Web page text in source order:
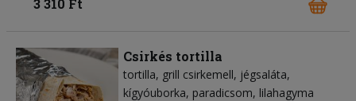
3 310 Ft
Csirkés tortilla
tortilla grill csirkemell jégsaláta
kígyóuborka paradicsom lilahagyma